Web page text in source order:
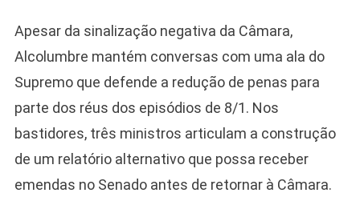
Apesar da sinalização negativa da Câmara,
Alcolumbre mantém conversas com uma ala do
Supremo que defende a redução de penas para
parte dos réus dos episódios de 8/1. Nos
bastidores, três ministros articulam a construção
de um relatório alternativo que possa receber
emendas no Senado antes de retornar à Câmara.